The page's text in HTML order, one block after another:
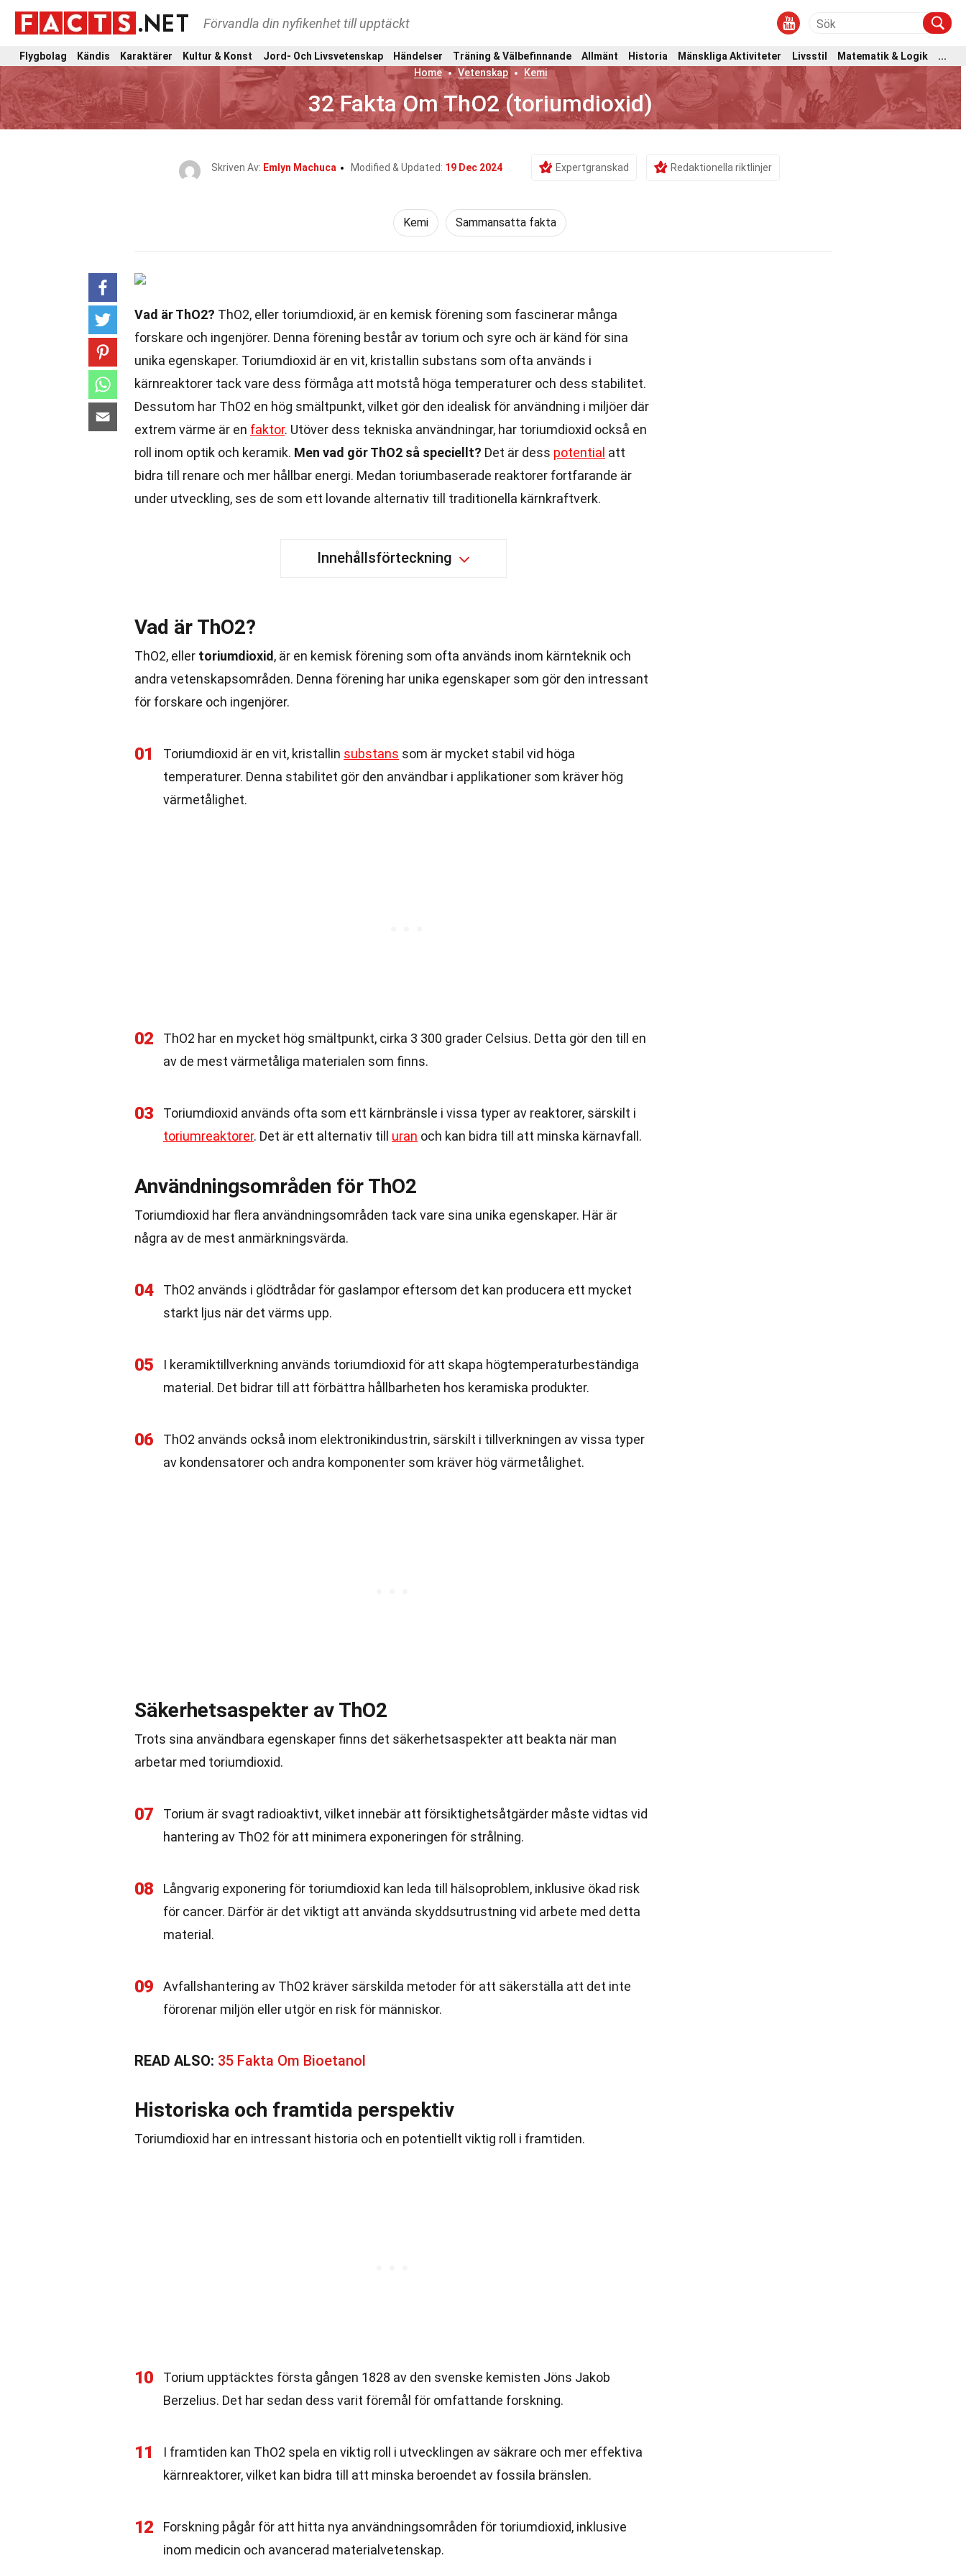
Förvandla din nyfikenhet till upptäckt
Flygbolag Kändis Karaktärer Kultur & Konst Jord- Och Livsvetenskap Händelser Träning & Välbefinnande Allmänt Historia Mänskliga Aktiviteter Livsstil Matematik & Logik
...
Home
Vetenskap Kemi
32 Fakta Om ThO2 (toriumdioxid)
Skriven Av: Emlyn Machuca Modified & Updated: 19 Dec 2024 Expertgranskad Redaktionella riktlinjer
Kemi Sammansatta fakta
Vad är ThO2? ThO2, eller toriumdioxid, är en kemisk förening som fascinerar många
forskare och ingenjörer. Denna förening består av torium och syre och är känd för sina
unika egenskaper. Toriumdioxid är en vit, kristallin substans som ofta används i
kärnreaktorer tack vare dess förmåga att motstå höga temperaturer och dess stabilitet.
Dessutom har ThO2 en hög smältpunkt, vilket gör den idealisk för användning i miljöer där
extrem värme är en faktor. Utöver dess tekniska användningar, har toriumdioxid också en
roll inom optik och keramik. Men vad gör ThO2 så speciellt? Det är dess potential att
bidra till renare och mer hållbar energi. Medan toriumbaserade reaktorer fortfarande är
under utveckling, ses de som ett lovande alternativ till traditionella kärnkraftverk.
Innehållsförteckning
Vad är ThO2?
ThO2, eller toriumdioxid , är en kemisk förening som ofta används inom kärnteknik och
andra vetenskapsområden. Denna förening har unika egenskaper som gör den intressant
för forskare och ingenjörer.
01 Toriumdioxid är en vit, kristallin substans som är mycket stabil vid höga
temperaturer. Denna stabilitet gör den användbar i applikationer som kräver hög
värmetålighet.
02
ThO2 har en mycket hög smältpunkt, cirka 3 300 grader Celsius. Detta gör den till en
av de mest värmetåliga materialen som finns.
03
Toriumdioxid används ofta som ett kärnbränsle i vissa typer av reaktorer, särskilt i
toriumreaktorer. Det är ett alternativ till uran och kan bidra till att minska kärnavfall.
Användningsområden för ThO2
Toriumdioxid har flera användningsområden tack vare sina unika egenskaper. Här är
några av de mest anmärkningsvärda.
04
ThO2 används i glödtrådar för gaslampor eftersom det kan producera ett mycket
starkt ljus när det värms upp.
05
I keramiktillverkning används toriumdioxid för att skapa högtemperaturbeständiga
material. Det bidrar till att förbättra hållbarheten hos keramiska produkter.
06
ThO2 används också inom elektronikindustrin, särskilt i tillverkningen av vissa typer
av kondensatorer och andra komponenter som kräver hög värmetålighet.
Säkerhetsaspekter av ThO2
Trots sina användbara egenskaper finns det säkerhetsaspekter att beakta när man
arbetar med toriumdioxid.
07
Torium är svagt radioaktivt, vilket innebär att försiktighetsåtgärder måste vidtas vid
hantering av ThO2 för att minimera exponeringen för strålning.
08
Långvarig exponering för toriumdioxid kan leda till hälsoproblem, inklusive ökad risk
för cancer. Därför är det viktigt att använda skyddsutrustning vid arbete med detta
material.
09
Avfallshantering av ThO2 kräver särskilda metoder för att säkerställa att det inte
förorenar miljön eller utgör en risk för människor.
READ ALSO: 35 Fakta Om Bioetanol
Historiska och framtida perspektiv
Toriumdioxid har en intressant historia och en potentiellt viktig roll i framtiden.
10
Torium upptäcktes första gången 1828 av den svenske kemisten Jöns Jakob
Berzelius. Det har sedan dess varit föremål för omfattande forskning.
11
I framtiden kan ThO2 spela en viktig roll i utvecklingen av säkrare och mer effektiva
kärnreaktorer, vilket kan bidra till att minska beroendet av fossila bränslen.
12
Forskning pågår för att hitta nya användningsområden för toriumdioxid, inklusive
inom medicin och avancerad materialvetenskap.